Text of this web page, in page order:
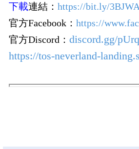
下載連結： https://bit.ly/
官方Facebook ： https://
官方Discord ： discord.gg/
https://tos-neverland-